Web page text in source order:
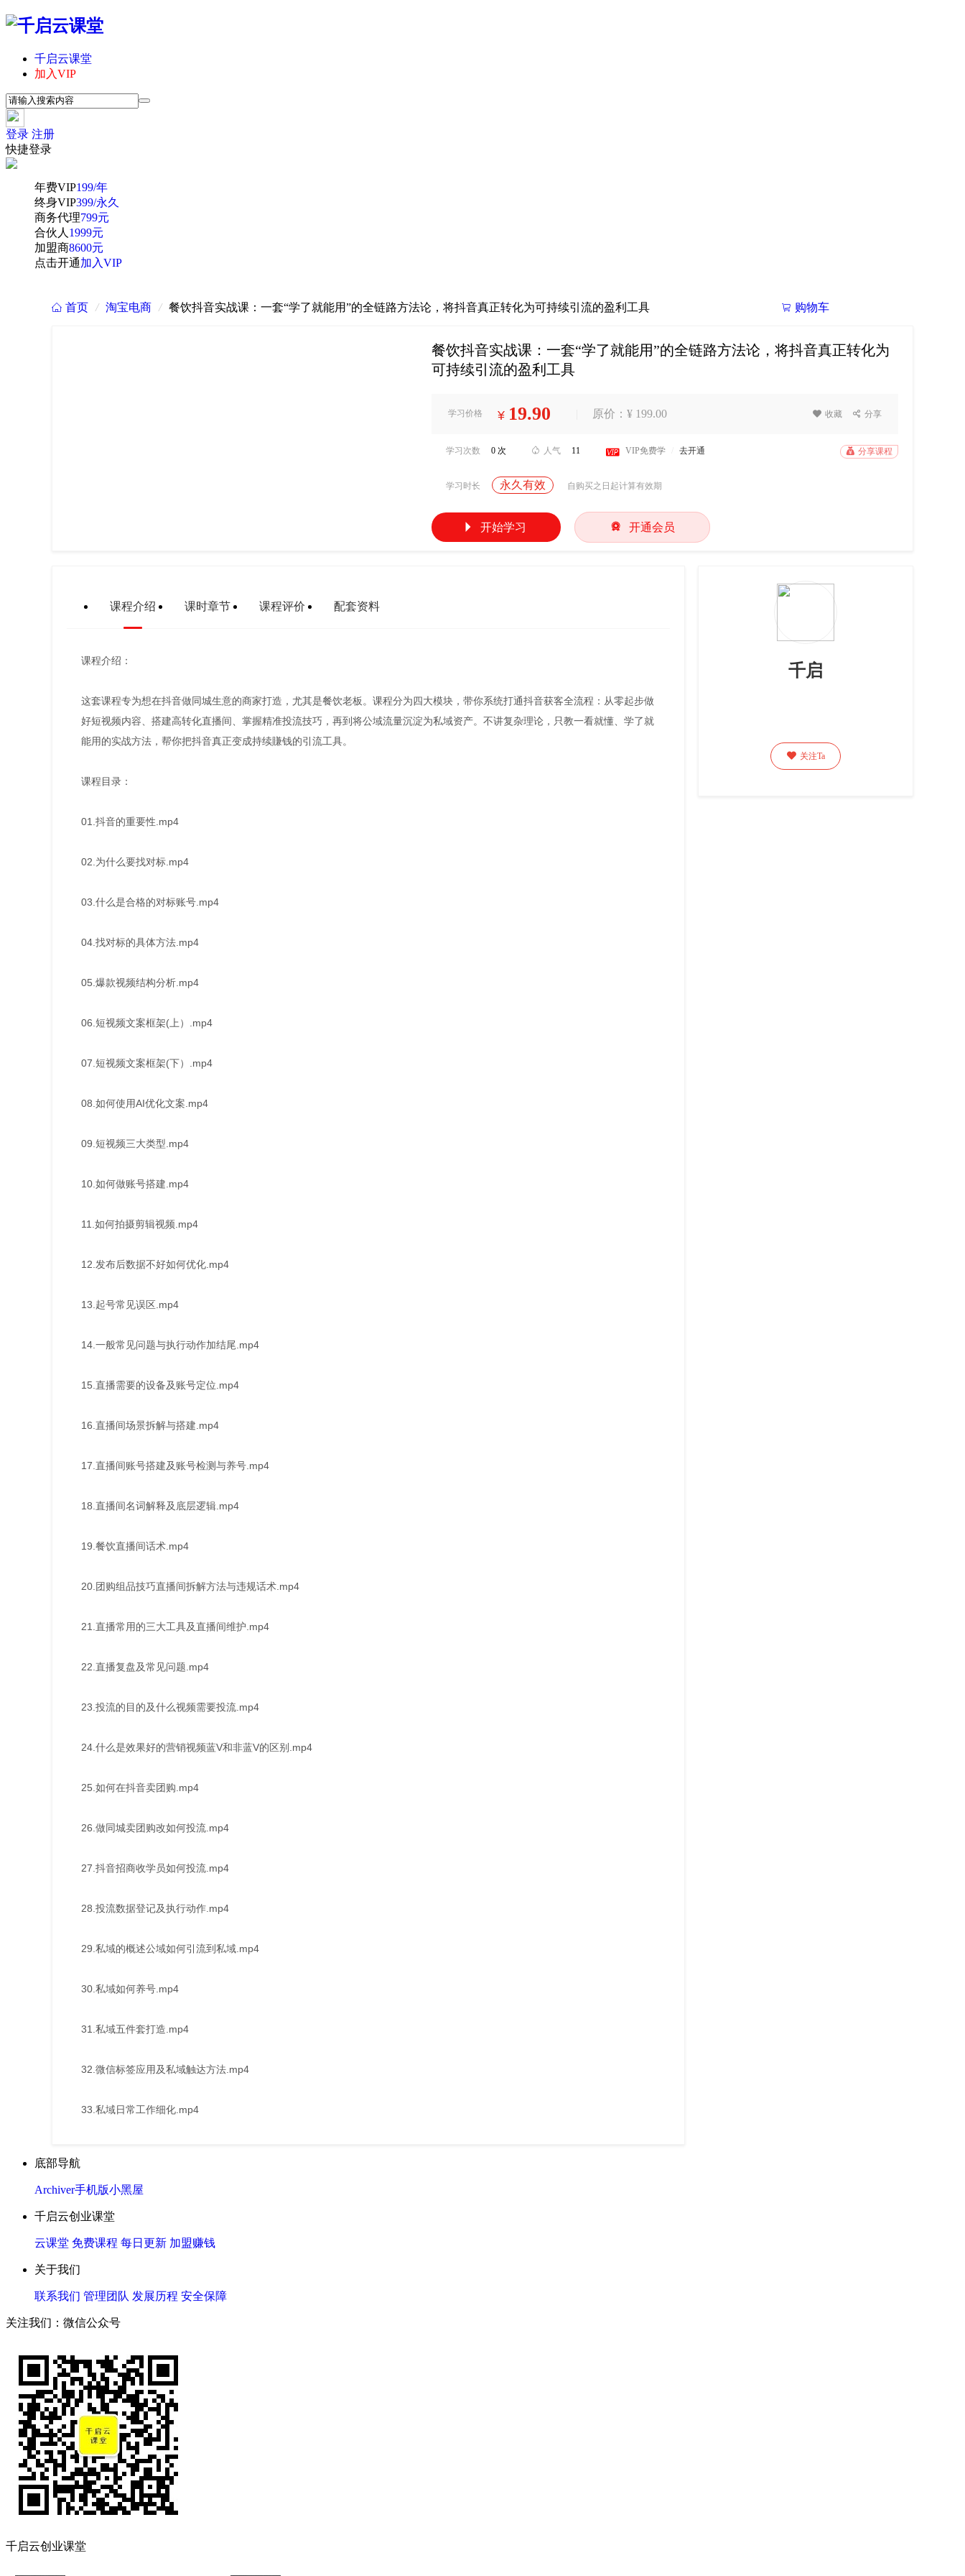
千启云课堂
加入VIP
登录 注册
快捷登录
年费VIP199/年
终身VIP399/永久
商务代理799元
合伙人 1999元
加盟商8600元
点击开通加入VIP
 购物车
 首页 / 淘宝电商 / 餐饮抖音实战课：一套“学了就能用”的全链路方法论，将抖音真正转化为可持续引流的盈利工具
餐饮抖音实战课：一套“学了就能用”的全链路方法论，将抖音真正转化为
可持续引流的盈利工具
学习价格 ¥ 19.90 原价：¥ 199.00  收藏  分享
学习次数 0 次  人气 11  VIP免费学 去开通  分享课程
学习时长 永久有效 自购买之日起计算有效期
 开始学习  开通会员
课程介绍 课时章节 课程评价 配套资料
课程介绍：
这套课程专为想在抖音做同城生意的商家打造，尤其是餐饮老板。课程分为四大模块，带你系统打通抖音获客全流程：从零起步做
好短视频内容、搭建高转化直播间、掌握精准投流技巧，再到将公域流量沉淀为私域资产。不讲复杂理论，只教一看就懂、学了就
能用的实战方法，帮你把抖音真正变成持续賺钱的引流工具。
课程目录：
01.抖音的重要性.mp4
02.为什么要找对标.mp4
03.什么是合格的对标账号.mp4
04.找对标的具体方法.mp4
05.爆款视频结构分析.mp4
06.短视频文案框架(上）.mp4
07.短视频文案框架(下）.mp4
08.如何使用AI优化文案.mp4
09.短视频三大类型.mp4
10.如何做账号搭建.mp4
11.如何拍摄剪辑视频.mp4
12.发布后数据不好如何优化.mp4
13.起号常见误区.mp4
14.一般常见问题与执行动作加结尾.mp4
15.直播需要的设备及账号定位.mp4
16.直播间场景拆解与搭建.mp4
17.直播间账号搭建及账号检测与养号.mp4
18.直播间名词解释及底层逻辑.mp4
19.餐饮直播间话术.mp4
20.团购组品技巧直播间拆解方法与违规话术.mp4
21.直播常用的三大工具及直播间维护.mp4
22.直播复盘及常见问题.mp4
23.投流的目的及什么视频需要投流.mp4
24.什么是效果好的营销视频蓝V和非蓝V的区别.mp4
25.如何在抖音卖团购.mp4
26.做同城卖团购改如何投流.mp4
27.抖音招商收学员如何投流.mp4
28.投流数据登记及执行动作.mp4
29.私域的概述公域如何引流到私域.mp4
30.私域如何养号.mp4
31.私域五件套打造.mp4
32.微信标签应用及私域触达方法.mp4
33.私域日常工作细化.mp4
千启
 关注Ta
底部导航
Archiver手机版小黑屋
千启云创业课堂
云课堂 免费课程 每日更新 加盟赚钱
关于我们
联系我们 管理团队 发展历程 安全保障
关注我们：微信公众号
千启云创业课堂